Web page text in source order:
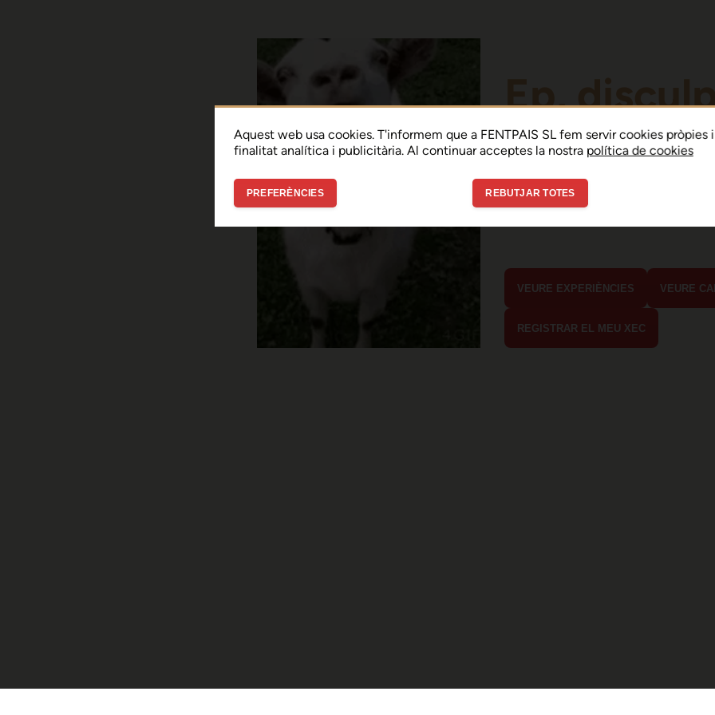
Ep,
Sembla que hi ha
error de connexió
En menys de 15 segons hauria
VEURE EXPERIÈNCIES VEURE
REGISTRAR EL MEU XEC
Aquest web usa cookies. T'informem que a FENTPAIS SL fem servir cookies pròpies
finalitat analítica i publicitària. Al continuar acceptes la nostra política de cookies
PREFERÈNCIES REBUTJAR TOTES